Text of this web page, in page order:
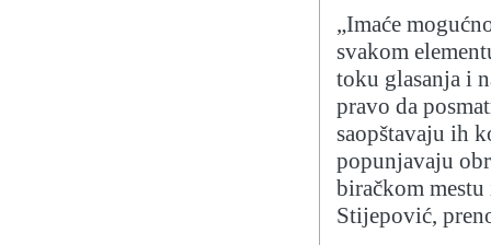
„Imaće
svakom
toku glasanja i
pravo da
saopštavaju ih
popunjavaju
biračkom
Stijepović,